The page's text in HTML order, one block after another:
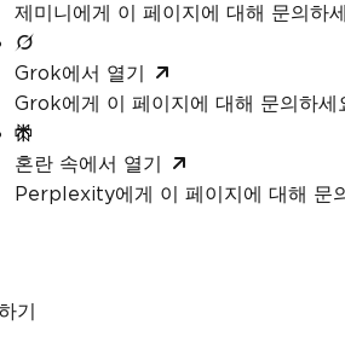
제미니에게 이 페이지에 대해 문의하
Grok에서 열기
Grok에게 이 페이지에 대해 문의하세
혼란 속에서 열기
Perplexity에게 이 페이지에 대해 문
기